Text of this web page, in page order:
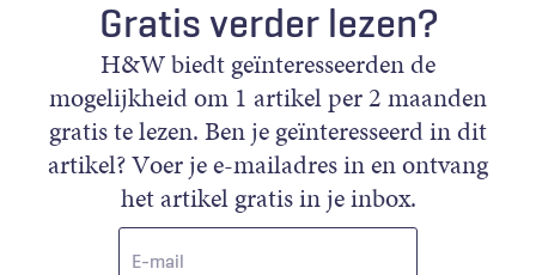
Gratis verder lezen?
H&W biedt geïnteresseerden de
mogelijkheid om 1 artikel per 2 maanden
gratis te lezen. Ben je geïnteresseerd in dit
artikel? Voer je e-mailadres in en ontvang
het artikel gratis in je inbox.